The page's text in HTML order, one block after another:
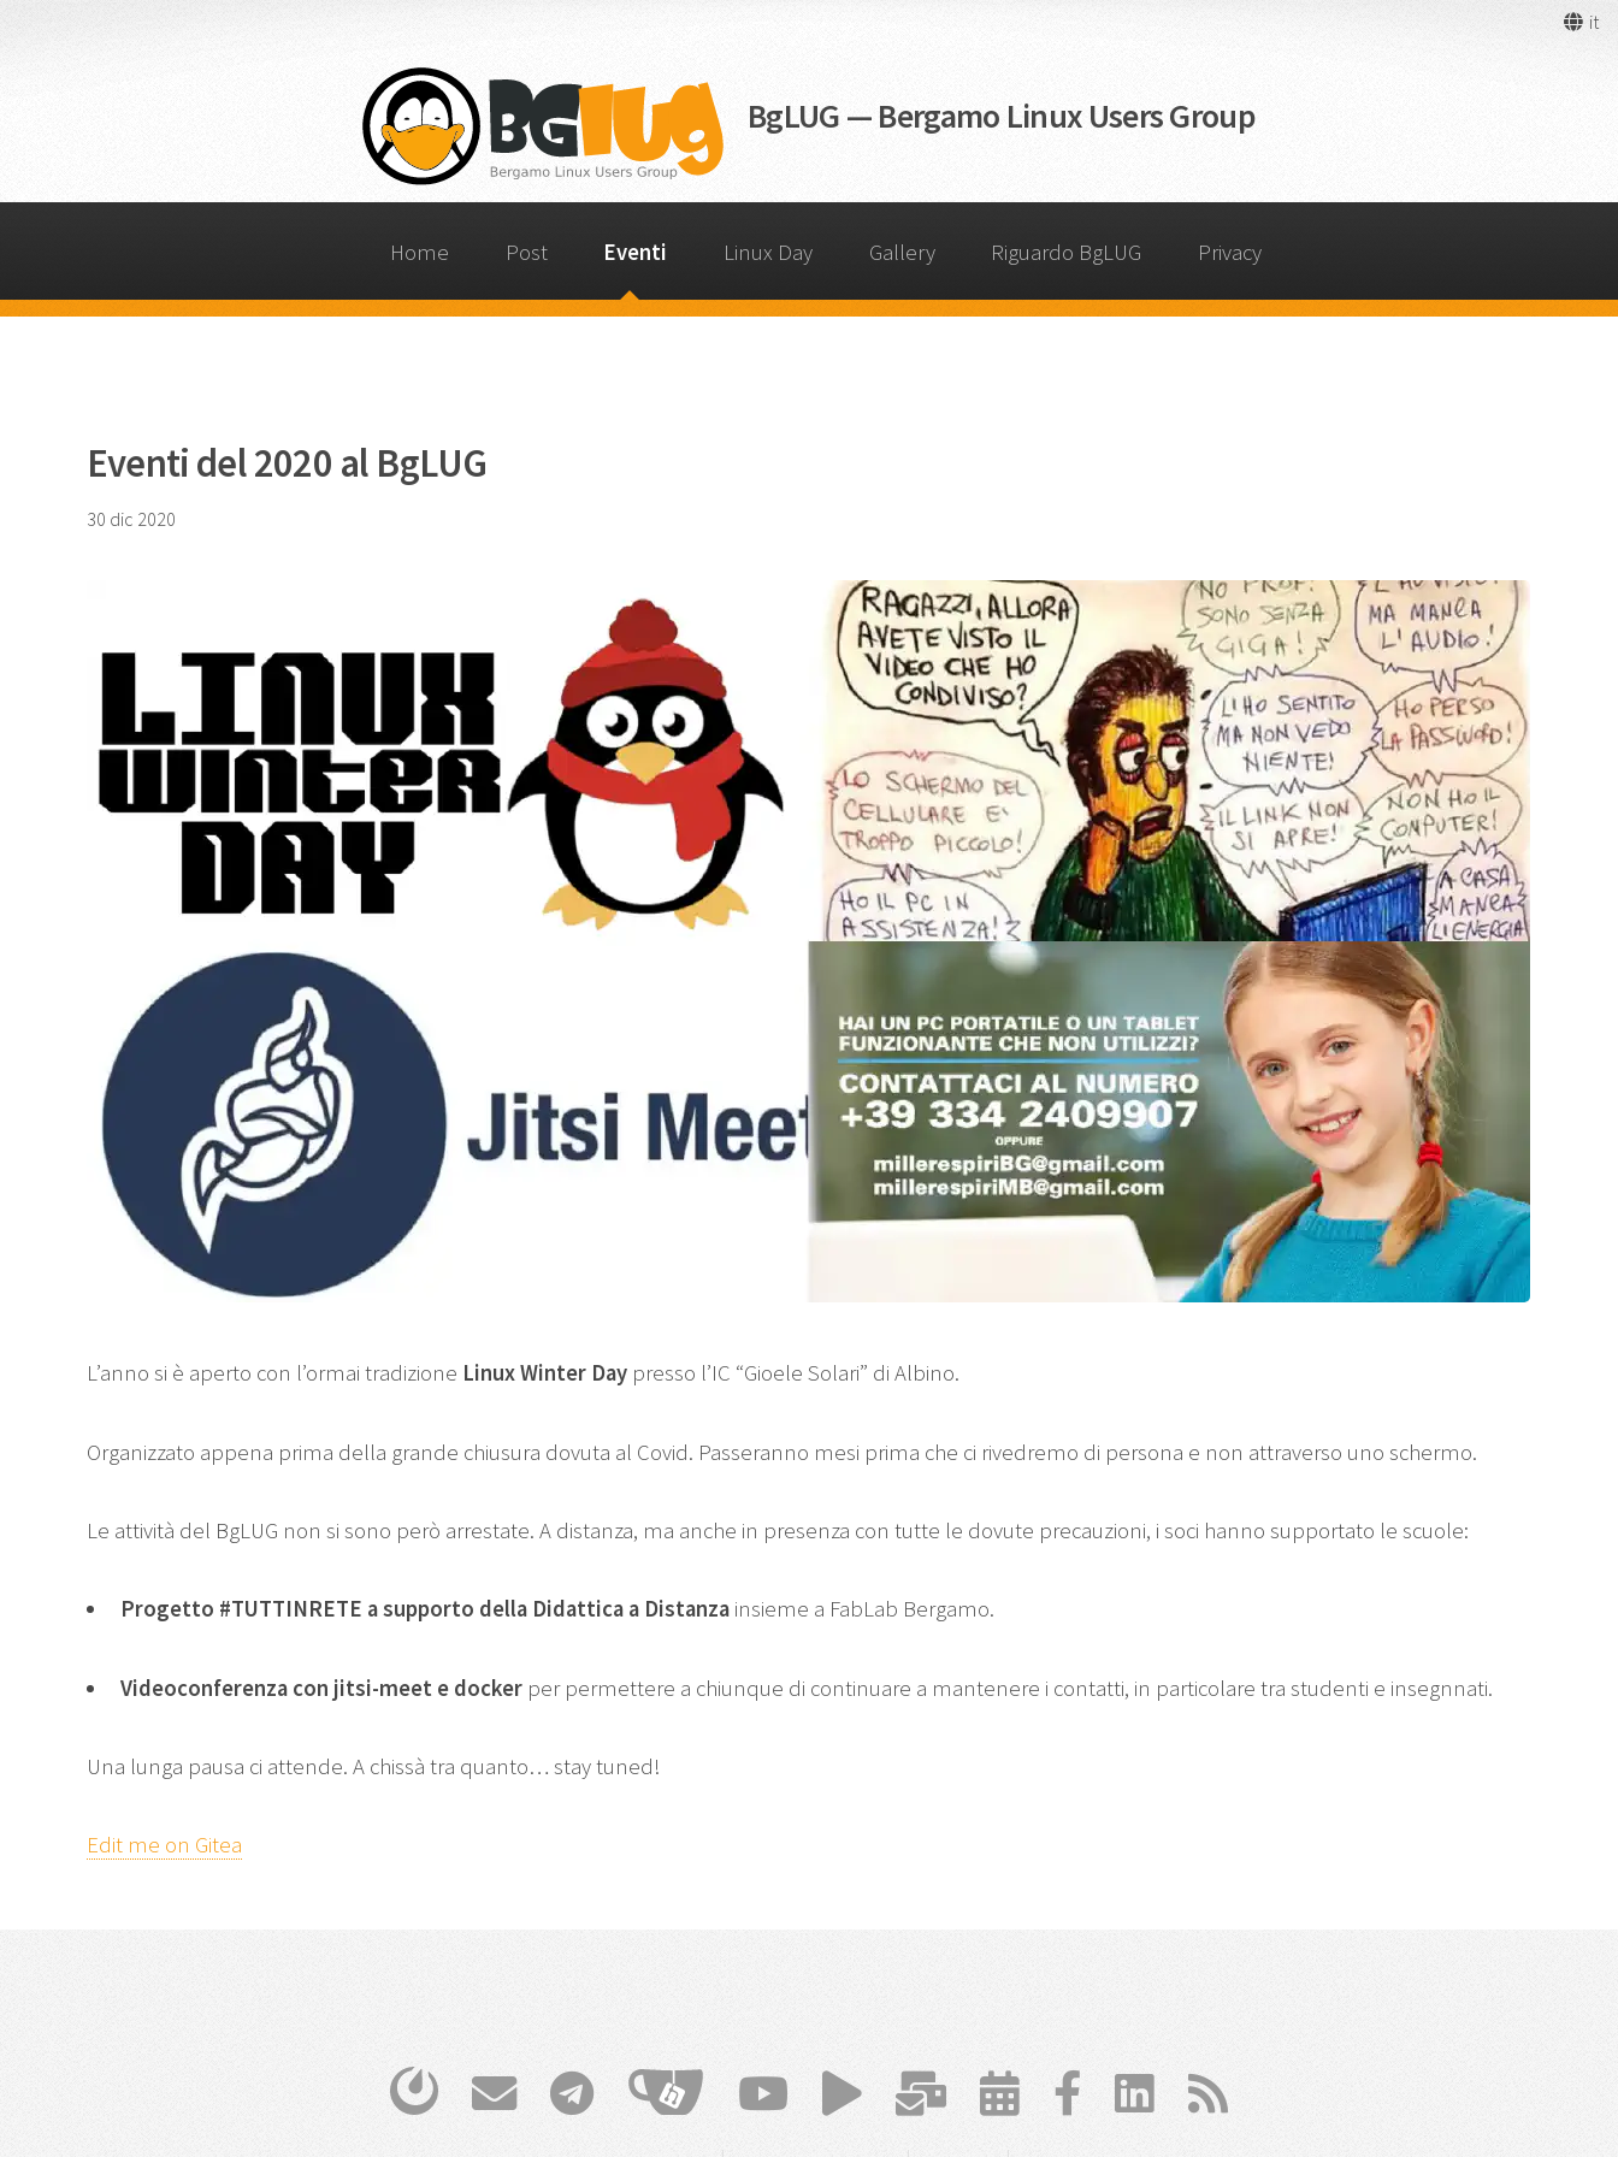
it
BgLUG — Bergamo Linux Users Group
Home Post Eventi Linux Day Gallery Riguardo BgLUG Privacy
Eventi del 2020 al BgLUG
30 dic 2020
L’anno si è aperto con l’ormai tradizione Linux Winter Day presso l’IC “Gioele Solari” di Albino.
Organizzato appena prima della grande chiusura dovuta al Covid. Passeranno mesi prima che ci rivedremo di persona e non attraverso uno schermo.
Le attività del BgLUG non si sono però arrestate. A distanza, ma anche in presenza con tutte le dovute precauzioni, i soci hanno supportato le scuole:
Progetto #TUTTINRETE a supporto della Didattica a Distanzainsieme a FabLab Bergamo.
Videoconferenza con jitsi-meet e dockerper permettere a chiunque di continuare a mantenere i contatti, in particolare tra studenti e insegnnati.
Una lunga pausa ci attende. A chissà tra quanto… stay tuned!
Edit me on Gitea